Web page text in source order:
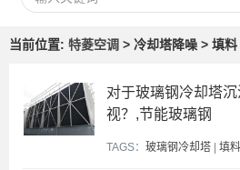
当前位置: 特菱空调 > 冷却塔降噪 > 填料
对于玻璃钢冷却塔
视？,节能玻璃钢
TAGS： 玻璃钢冷却塔 | 填料